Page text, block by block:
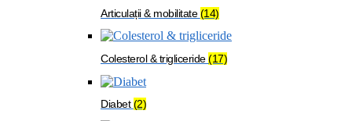
Articulații & mobilitate(14)
Colesterol & trigliceride(17)
Diabet(2)